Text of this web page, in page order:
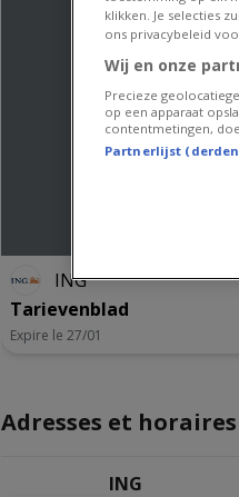
ING
Tarievenblad
Expire le 27/01
Adresses et horaires
ING
klikken. Je selecties
ons privacybeleid
Wij en onze
Precieze
op een apparaat
contentmetingen,
Partnerlijst